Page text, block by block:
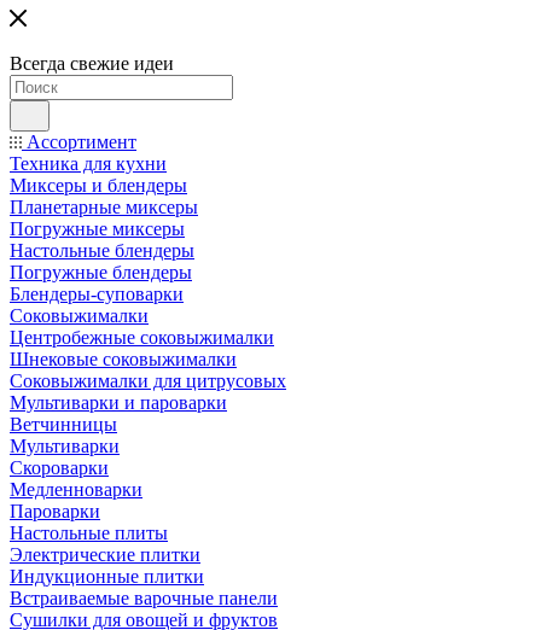
Всегда свежие идеи
Ассортимент
Техника для кухни
Миксеры и блендеры
Планетарные миксеры
Погружные миксеры
Настольные блендеры
Погружные блендеры
Блендеры-суповарки
Соковыжималки
Центробежные соковыжималки
Шнековые соковыжималки
Соковыжималки для цитрусовых
Мультиварки и пароварки
Ветчинницы
Мультиварки
Скороварки
Медленноварки
Пароварки
Настольные плиты
Электрические плитки
Индукционные плитки
Встраиваемые варочные панели
Сушилки для овощей и фруктов